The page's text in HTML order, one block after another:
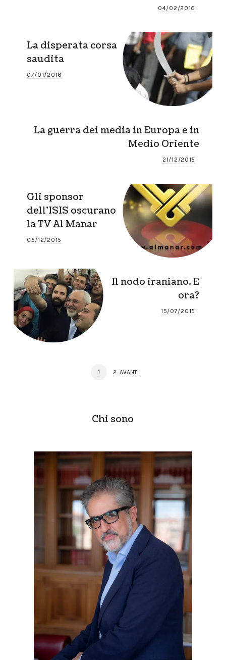
04/02/2016
La disperata corsa
saudita
07/01/2016
La guerra dei media in Europa e in
Medio Oriente
21/12/2015
Gli sponsor
dell’ISIS oscurano
la TV Al Manar
05/12/2015
Il nodo iraniano. E
ora?
15/07/2015
PAGE
1 PAGE
2 AVANTI
Chi sono